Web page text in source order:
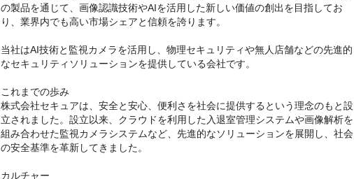
の製品を通じて、画像認識技術やAIを活用した新しい価値の創出を目指してお
り、業界内でも高い市場シェアと信頼を誇ります。
当社はAI技術と監視カメラを活用し、物理セキュリティや無人店舗などの先進的
なセキュリティソリューションを提供している会社です。
これまでの歩み
株式会社セキュアは、安全と安心、便利さを社会に提供するという理念のもと設
立されました。設立以来、クラウドを利用した入退室管理システムや画像解析を
組み合わせた監視カメラシステムなど、先進的なソリューションを展開し、社会
の安全基準を革新してきました。
カルチャー